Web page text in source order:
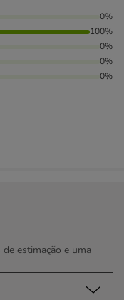
0%
100%
0%
0%
0%
estimação e uma